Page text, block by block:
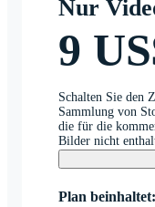
Nur
9
Schalten Sie den
Sammlung von
die für die
Bilder nicht
Plan beinhaltet: